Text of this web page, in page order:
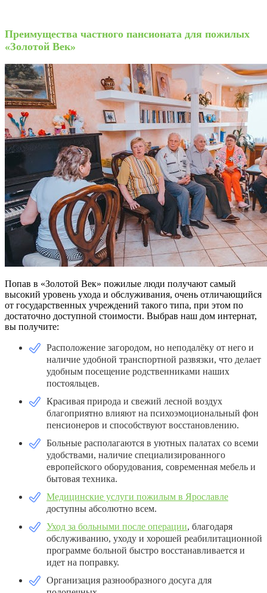
Преимущества частного пансионата для пожилых
«Золотой Век»
Попав в «Золотой Век» пожилые люди получают самый
высокий уровень ухода и обслуживания, очень отличающийся
от государственных учреждений такого типа, при этом по
достаточно доступной стоимости. Выбрав наш дом интернат,
вы получите:
Расположение загородом, но неподалёку от него и
наличие удобной транспортной развязки, что делает
удобным посещение родственниками наших
постояльцев.
Красивая природа и свежий лесной воздух
благоприятно влияют на психоэмоциональный фон
пенсионеров и способствуют восстановлению.
Больные располагаются в уютных палатах со всеми
удобствами, наличие специализированного
европейского оборудования, современная мебель и
бытовая техника.
Медицинские услуги пожилым в Ярославле
доступны абсолютно всем.
Уход за больными после операции, благодаря
обслуживанию, уходу и хорошей реабилитационной
программе больной быстро восстанавливается и
идет на поправку.
Организация разнообразного досуга для